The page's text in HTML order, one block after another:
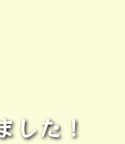
した！